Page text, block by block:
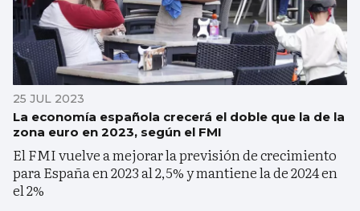
25 JUL 2023
La economía española crecerá el doble que la de la
zona euro en 2023, según el FMI
El FMI vuelve a mejorar la previsión de crecimiento
para España en 2023 al 2,5% y mantiene la de 2024 en
el 2%